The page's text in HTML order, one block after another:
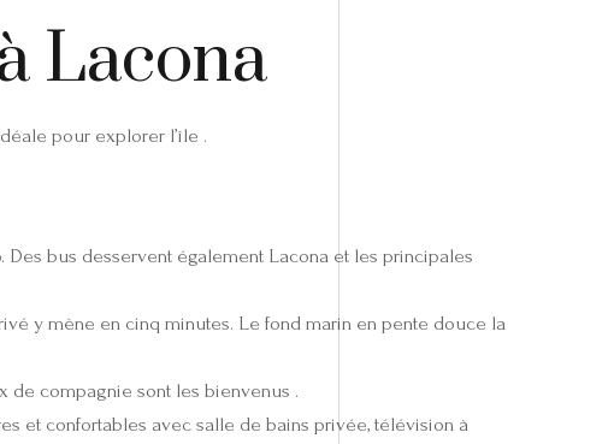
Lacona
pour explorer l’île .
Des bus desservent également Lacona et les principales
y mène en cinq minutes. Le fond marin en pente douce la
de compagnie sont les bienvenus .
et confortables avec salle de bains privée, télévision à